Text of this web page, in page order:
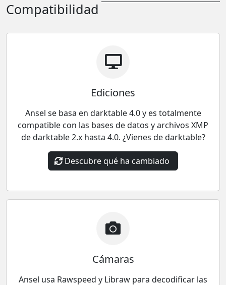
Compatibilidad
Ediciones
Ansel se basa en darktable 4.0 y es totalmente
compatible con las bases de datos y archivos XMP
de darktable 2.x hasta 4.0. ¿Vienes de darktable?
Descubre qué ha cambiado
Cámaras
Ansel usa Rawspeed y Libraw para decodificar las